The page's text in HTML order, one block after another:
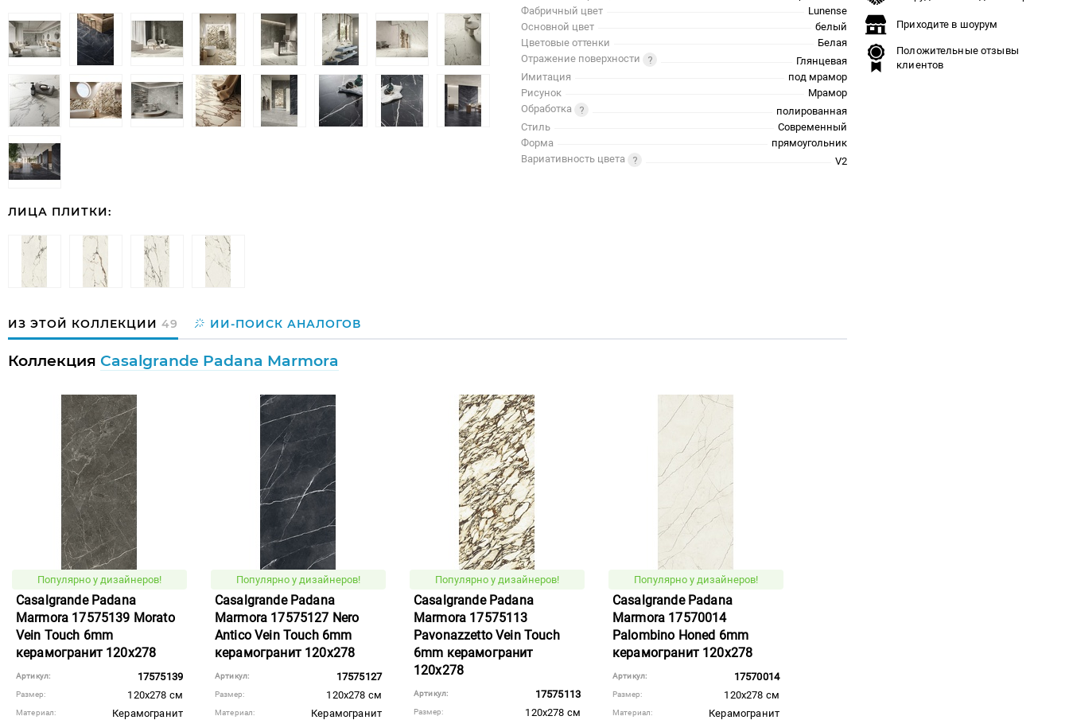
ЛИЦА ПЛИТКИ:
Фабричный цвет
Lunense
Основной цвет
белый
Цветовые оттенки
Белая
Отражение поверхности
Глянцевая
Имитация
под мрамор
Рисунок
Мрамор
Обработка
полированная
Стиль
Современный
Форма
прямоугольник
Вариативность цвета
V2
ИЗ ЭТОЙ КОЛЛЕКЦИИ 49 ИИ-ПОИСК АНАЛОГОВ
Коллекция Casalgrande Padana Marmora
Популярно у дизайнеров!
Casalgrande Padana
Marmora 17575139 Morato
Vein Touch 6mm
керамогранит 120x278
Артикул: 17575139
Размер: 120x278 см
Материал: Керамогранит
Популярно у дизайнеров!
Casalgrande Padana
Marmora 17575127 Nero
Antico Vein Touch 6mm
керамогранит 120x278
Артикул: 17575127
Размер: 120x278 см
Материал: Керамогранит
Популярно у дизайнеров!
Casalgrande Padana
Marmora 17575113
Pavonazzetto Vein Touch
6mm керамогранит
120x278
Артикул: 17575113
Размер: 120x278 см
Популярно у дизайнеров!
Casalgrande Padana
Marmora 17570014
Palombino Honed 6mm
керамогранит 120x278
Артикул: 17570014
Размер: 120x278 см
Материал: Керамогранит
Приходите в шоурум
Положительные отзывы
клиентов